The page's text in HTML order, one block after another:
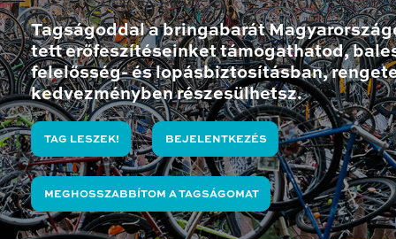
Tagságoddal a bringabarát
tett erőfeszítéseinket támogathatod,
felelősség- és lopásbiztosításban,
kedvezményben részesülhetsz.
TAG LESZEK! BEJELENTKEZÉS
MEGHOSSZABBÍTOM A TAGSÁGOMAT